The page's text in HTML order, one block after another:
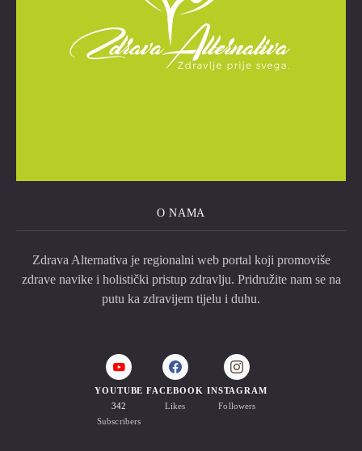
O NAMA
Zdrava Alternativa je regionalni web portal koji promoviše
zdrave navike i holistički pristup zdravlju. Pridružite nam se na
putu ka zdravijem tijelu i duhu.
YOUTUBE
342
Subscribers
FACEBOOK
Likes
INSTAGRAM
Followers